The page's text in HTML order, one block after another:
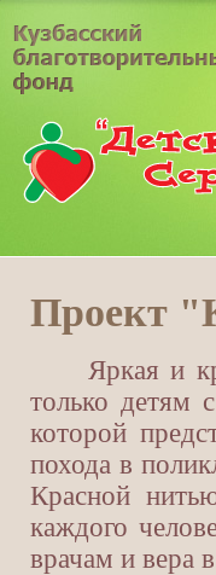
Проект
Яркая и
только детям
которой
похода в
Красной
каждого
врачам и вера